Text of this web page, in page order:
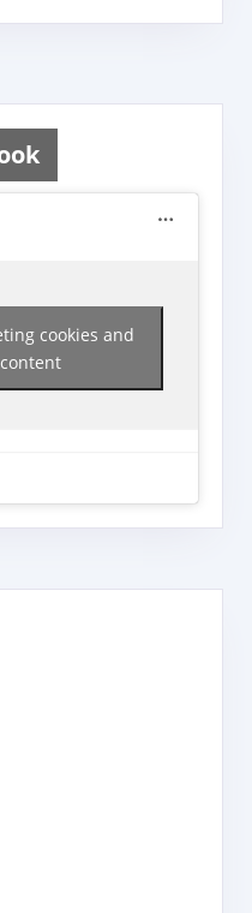
cookies and